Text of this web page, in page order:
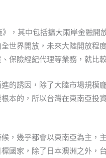
，其中包括擴大兩岸金融
世界開放，未來大陸開放程
保險經紀代理等業務，就比
的誘因，除了大陸市場規模
本的，所以台灣在東南亞投
，幾乎都會以東南亞為主，
國家，除了日本澳洲之外，